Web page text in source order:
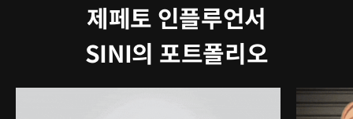
제페토 인플루언서
SINI의 포트폴리오